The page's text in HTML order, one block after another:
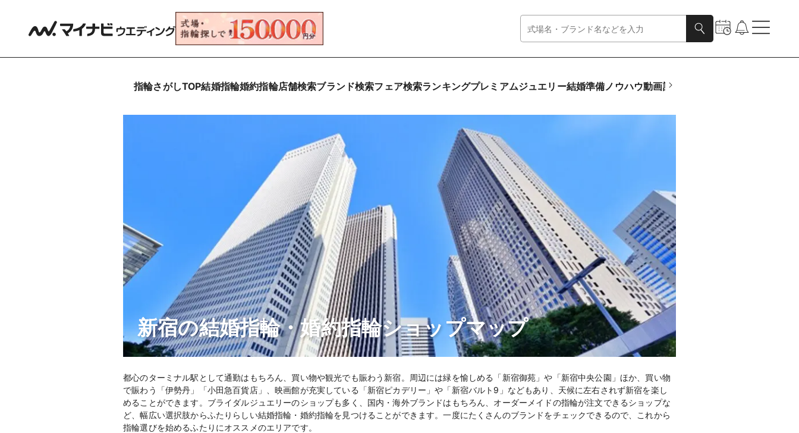
指輪さがしTOP結婚指輪婚約指輪店舗検索ブランド検索フェア検索ランキングプレミアムジュエリー結婚準備ノウハウ動画診断
新宿の結婚指輪・婚約指輪ショップマップ
都心のターミナル駅として通勤はもちろん、買い物や観光でも賑わう新宿。周辺には緑を愉しめる「新宿御苑」や「新宿中央公園」ほか、買い物
で賑わう「伊勢丹」「小田急百貨店」、映画館が充実している「新宿ピカデリー」や「新宿バルト9」などもあり、天候に左右されず新宿を楽し
めることができます。ブライダルジュエリーのショップも多く、国内・海外ブランドはもちろん、オーダーメイドの指輪が注文できるショップな
ど、幅広い選択肢からふたりらしい結婚指輪・婚約指輪を見つけることができます。一度にたくさんのブランドをチェックできるので、これから
指輪選びを始めるふたりにオススメのエリアです。